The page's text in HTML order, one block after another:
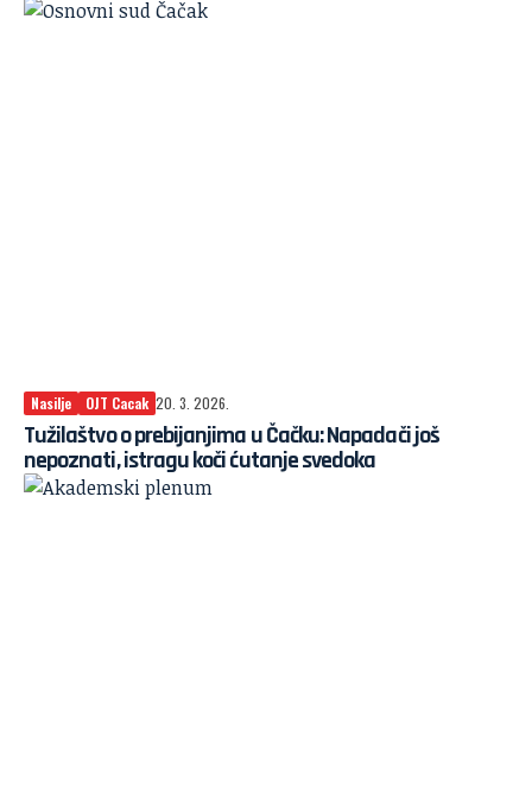
Nasilje OJT Cacak 20. 3. 2026.
Tužilaštvo o prebijanjima u Čačku: Napadači još
nepoznati, istragu koči ćutanje svedoka